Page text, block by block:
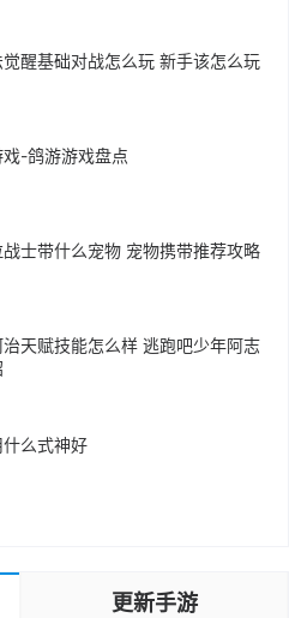
醒基础对战怎么玩 新手该怎么玩
-鸽游游戏盘点
士带什么宠物 宠物携带推荐攻略
天赋技能怎么样 逃跑吧少年阿志
么式神好
更新手游